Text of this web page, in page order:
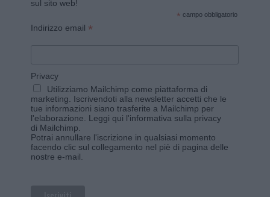
sul sito web!
* campo obbligatorio
Indirizzo email *
Privacy
Utilizziamo Mailchimp come piattaforma di
marketing. Iscrivendoti alla newsletter accetti che le
tue informazioni siano trasferite a Mailchimp per
l'elaborazione. Leggi qui l'informativa sulla privacy
di Mailchimp
Potrai annullare l'iscrizione in qualsiasi momento
facendo clic sul collegamento nel piè di pagina delle
nostre e-mail.